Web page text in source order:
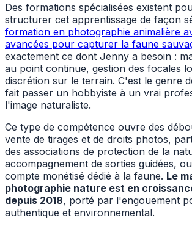
Des formations spécialisées existent
structurer cet apprentissage de façon
formation en photographie animalière
avancées pour capturer la faune
exactement ce dont Jenny a besoin :
au point continue, gestion des focales
discrétion sur le terrain. C'est le genre
fait passer un hobbyiste à un vrai
l'image naturaliste.
Ce type de compétence ouvre des
vente de tirages et de droits photos,
des associations de protection de la
accompagnement de sorties guidées,
compte monétisé dédié à la faune. Le
photographie nature est en
depuis 2018, porté par l'engouement
authentique et environnemental.